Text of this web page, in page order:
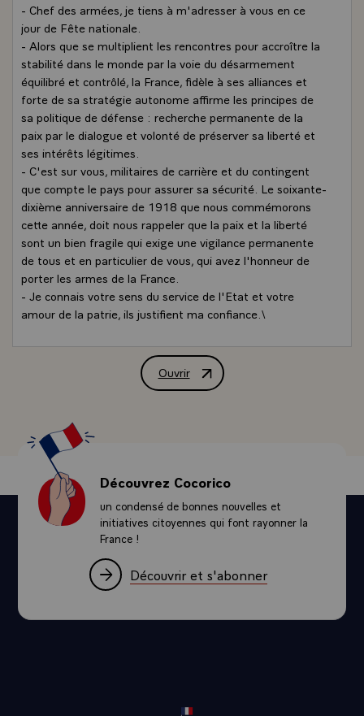
- Chef des armées, je tiens à m'adresser à vous en ce
jour de Fête nationale.
- Alors que se multiplient les rencontres pour accroître la
stabilité dans le monde par la voie du désarmement
équilibré et contrôlé, la France, fidèle à ses alliances et
forte de sa stratégie autonome affirme les principes de
sa politique de défense : recherche permanente de la
paix par le dialogue et volonté de préserver sa liberté et
ses intérêts légitimes.
- C'est sur vous, militaires de carrière et du contingent
que compte le pays pour assurer sa sécurité. Le soixante-
dixième anniversaire de 1918 que nous commémorons
cette année, doit nous rappeler que la paix et la liberté
sont un bien fragile qui exige une vigilance permanente
de tous et en particulier de vous, qui avez l'honneur de
porter les armes de la France.
- Je connais votre sens du service de l'Etat et votre
amour de la patrie, ils justifient ma confiance.\
Ouvrir
Message de M. François Mitterrand,
Découvrez Cocorico
un condensé de bonnes nouvelles et
initiatives citoyennes qui font rayonner la
France !
Découvrir et s'abonner